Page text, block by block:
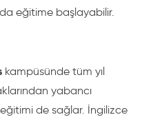
eğitime başlayabilir.
kampüsünde tüm yıl
yabancı
de sağlar. İngilizce